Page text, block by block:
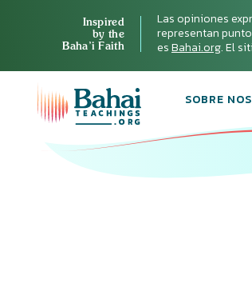
Inspired
by the
Baha’i Faith
Las opiniones
representan
esBahai.org. El
SOBRE